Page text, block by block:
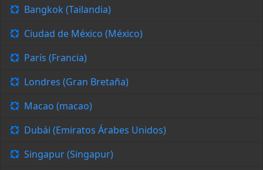
Bangkok (Tailandia)
Ciudad de México (México)
París (Francia)
Londres (Gran Bretaña)
Macao (macao)
Dubái (Emiratos Árabes Unidos)
Singapur (Singapur)